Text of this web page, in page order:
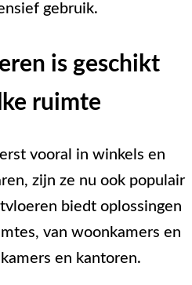
gebruik.
is geschikt
ruimte
vooral in winkels en
zijn ze nu ook populair
biedt oplossingen
van woonkamers en
en kantoren.